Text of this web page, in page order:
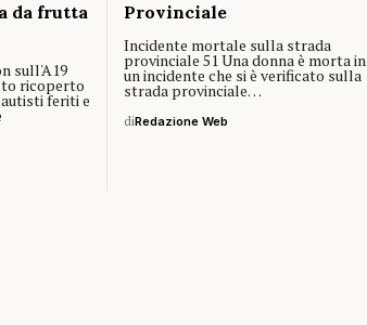
da frutta
sull'A19
ricoperto
feriti e
Provinciale
Incidente mortale sulla strada
provinciale 51 Una donna è morta in
un incidente che si è verificato sulla
strada provinciale…
diRedazione Web